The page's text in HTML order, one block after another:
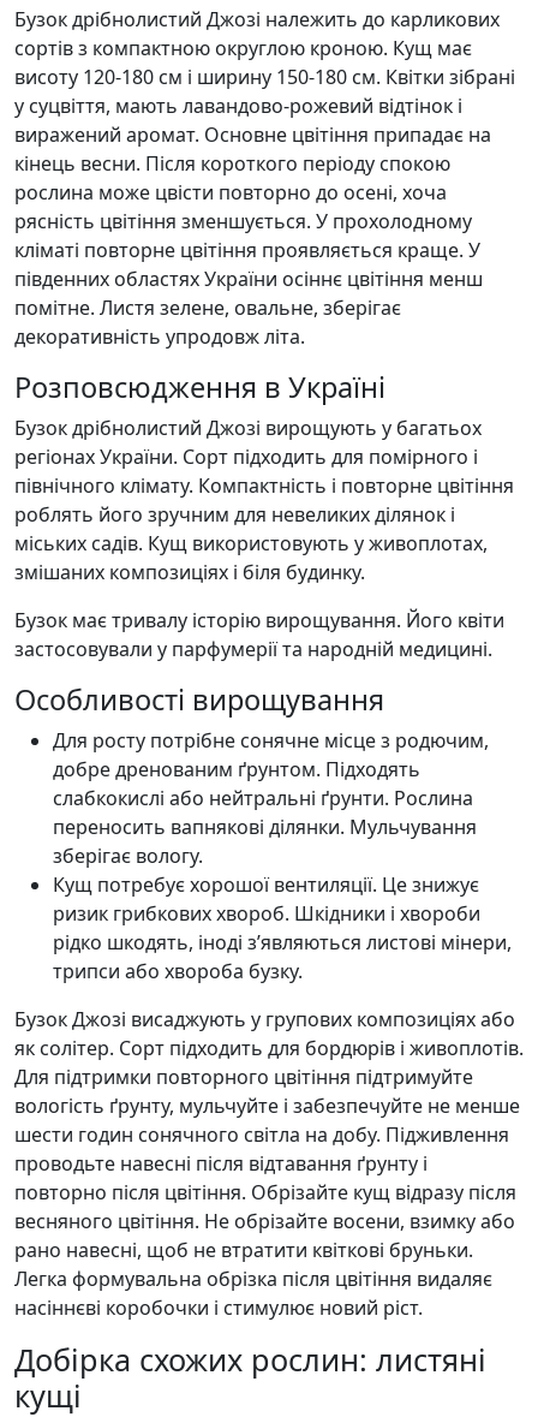
Бузок дрібнолистий Джозі належить до карликових
сортів з компактною округлою кроною. Кущ має
висоту 120-180 см і ширину 150-180 см. Квітки зібрані
у суцвіття, мають лавандово-рожевий відтінок і
виражений аромат. Основне цвітіння припадає на
кінець весни. Після короткого періоду спокою
рослина може цвісти повторно до осені, хоча
рясність цвітіння зменшується. У прохолодному
кліматі повторне цвітіння проявляється краще. У
південних областях України осіннє цвітіння менш
помітне. Листя зелене, овальне, зберігає
декоративність упродовж літа.
Розповсюдження в Україні
Бузок дрібнолистий Джозі вирощують у багатьох
регіонах України. Сорт підходить для помірного і
північного клімату. Компактність і повторне цвітіння
роблять його зручним для невеликих ділянок і
міських садів. Кущ використовують у живоплотах,
змішаних композиціях і біля будинку.
Бузок має тривалу історію вирощування. Його квіти
застосовували у парфумерії та народній медицині.
Особливості вирощування
Для росту потрібне сонячне місце з родючим,
добре дренованим ґрунтом. Підходять
слабкокислі або нейтральні ґрунти. Рослина
переносить вапнякові ділянки. Мульчування
зберігає вологу.
Кущ потребує хорошої вентиляції. Це знижує
ризик грибкових хвороб. Шкідники і хвороби
рідко шкодять, іноді з’являються листові мінери,
трипси або хвороба бузку.
Бузок Джозі висаджують у групових композиціях або
як солітер. Сорт підходить для бордюрів і живоплотів.
Для підтримки повторного цвітіння підтримуйте
вологість ґрунту, мульчуйте і забезпечуйте не менше
шести годин сонячного світла на добу. Підживлення
проводьте навесні після відтавання ґрунту і
повторно після цвітіння. Обрізайте кущ відразу після
весняного цвітіння. Не обрізайте восени, взимку або
рано навесні, щоб не втратити квіткові бруньки.
Легка формувальна обрізка після цвітіння видаляє
насіннєві коробочки і стимулює новий ріст.
Добірка схожих рослин: листяні
кущі